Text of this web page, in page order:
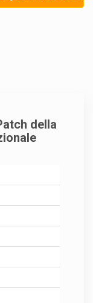
della